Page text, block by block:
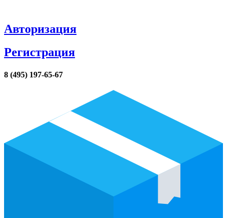
Авторизация
Регистрация
8 (495) 197-65-67